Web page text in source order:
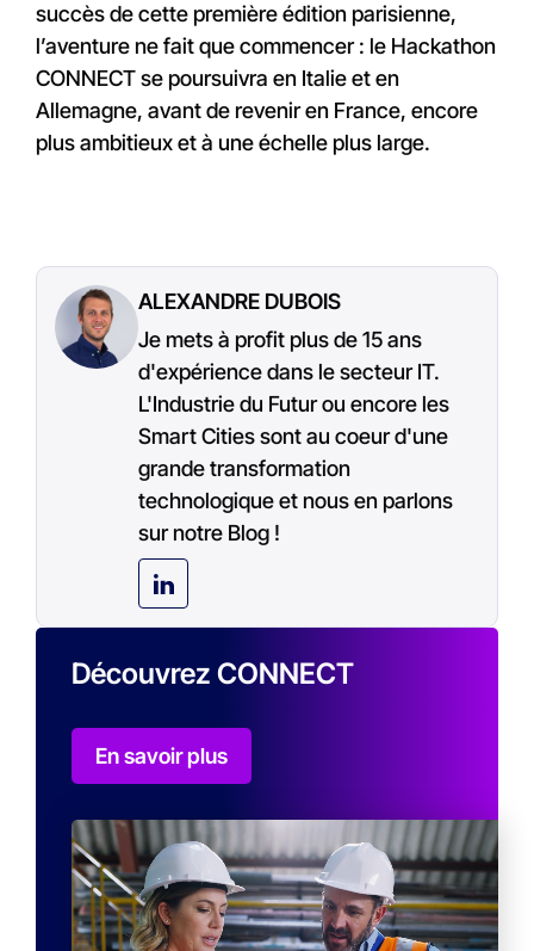
succès de cette première édition parisienne,
l’aventure ne fait que commencer : le Hackathon
CONNECT se poursuivra en Italie et en
Allemagne, avant de revenir en France, encore
plus ambitieux et à une échelle plus large.
ALEXANDRE DUBOIS
Je mets à profit plus de 15 ans
d'expérience dans le secteur IT.
L'Industrie du Futur ou encore les
Smart Cities sont au coeur d'une
grande transformation
technologique et nous en parlons
sur notre Blog !
Découvrez CONNECT
En savoir plus